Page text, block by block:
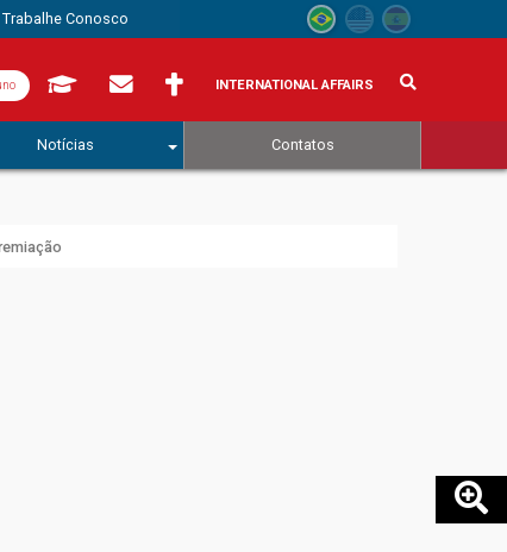
Trabalhe Conosco
INTERNATIONAL AFFAIRS
Notícias Contatos